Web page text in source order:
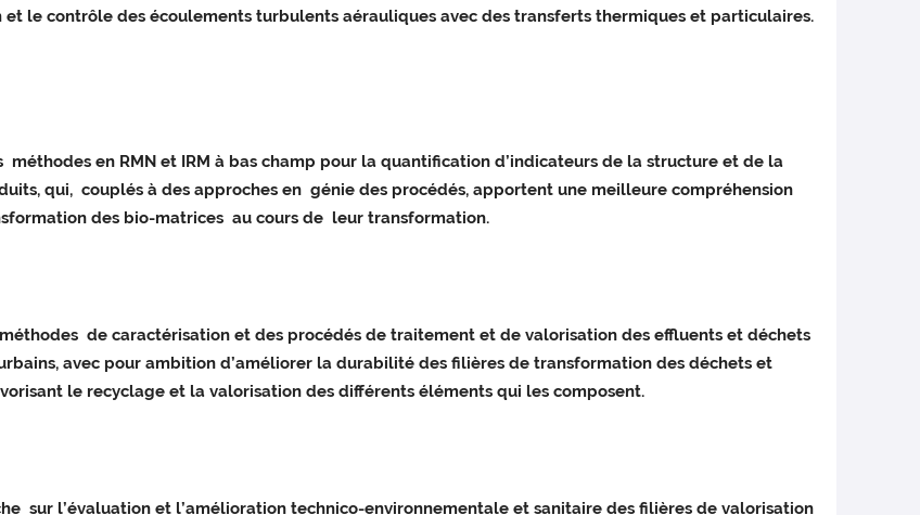
le contrôle des écoulements turbulents aérauliques avec des transferts thermiques et particulaires.
méthodes en RMN et IRM à bas champ pour la quantification d’indicateurs de la structure et de la
qui, couplés à des approches en génie des procédés, apportent une meilleure compréhension
des bio-matrices au cours de leur transformation.
de caractérisation et des procédés de traitement et de valorisation des effluents et déchets
avec pour ambition d’améliorer la durabilité des filières de transformation des déchets et
le recyclage et la valorisation des différents éléments qui les composent.
sur l’évaluation et l’amélioration technico-environnementale et sanitaire des filières de valorisation